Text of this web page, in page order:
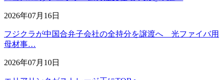
2026年07月16日
フジクラが中国合弁子会社の全持分を譲渡へ 光ファイバ用
母材事…
2026年07月10日